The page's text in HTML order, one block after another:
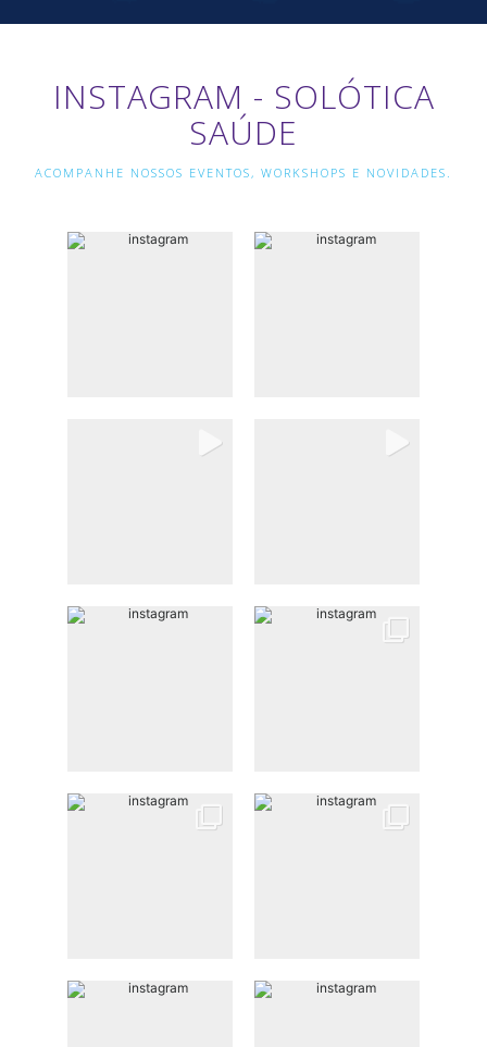
INSTAGRAM - SOLÓTICA
SAÚDE
ACOMPANHE NOSSOS EVENTOS, WORKSHOPS E NOVIDADES.